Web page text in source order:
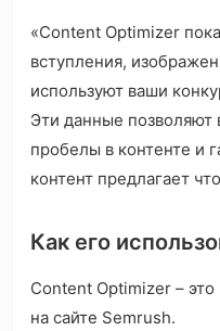
«Content Optimizer
вступления,
используют ваши
Эти данные позволяют
пробелы в контенте и
контент предлагает
Как его
Content Optimizer –
на сайте Semrush.